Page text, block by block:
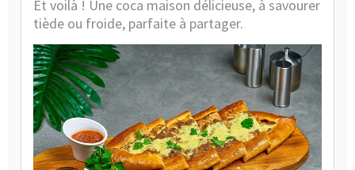
Et voilà ! Une coca maison délicieuse, à savourer
tiède ou froide, parfaite à partager.